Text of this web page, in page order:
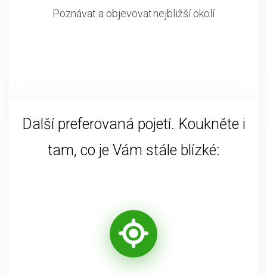
Poznávat a objevovat nejbližší okolí
Další preferovaná pojetí. Koukněte i
tam, co je Vám stále blízké: